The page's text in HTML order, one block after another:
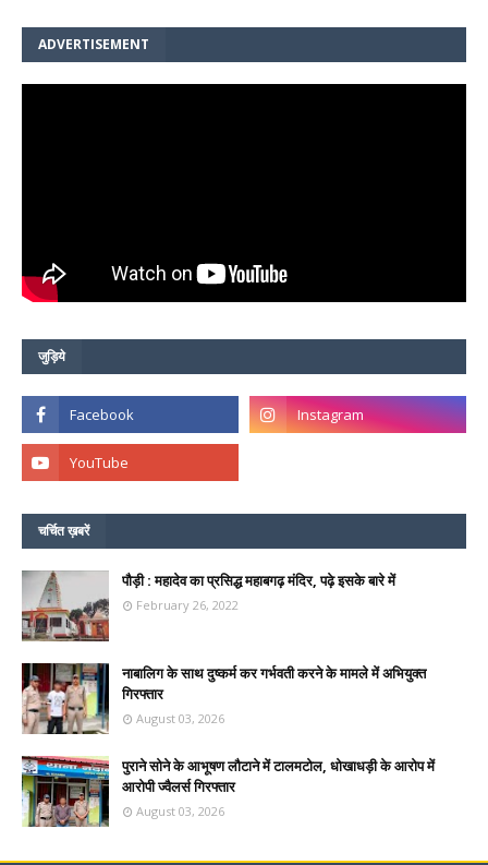
ADVERTISEMENT
जुड़िये
चर्चित ख़बरें
पौड़ी : महादेव का प्रसिद्ध महाबगढ़ मंदिर, पढ़े इसके बारे में
February 26, 2022
नाबालिग के साथ दुष्कर्म कर गर्भवती करने के मामले में अभियुक्त
गिरफ्तार
August 03, 2026
पुराने सोने के आभूषण लौटाने में टालमटोल, धोखाधड़ी के आरोप में
आरोपी ज्वैलर्स गिरफ्तार
August 03, 2026